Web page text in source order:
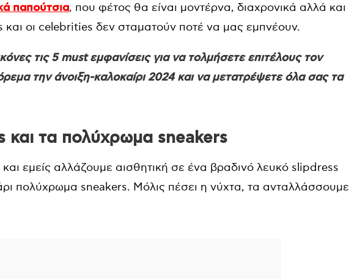
παπούτσια, που φέτος θα είναι μοντέρνα, διαχρονικά αλλά και
οι celebrities δεν σταματούν ποτέ να μας εμπνέουν.
τις 5 must εμφανίσεις για να τολμήσετε επιτέλους τον
την άνοιξη-καλοκαίρι 2024 και να μετατρέψετε όλα σας τα
και τα πολύχρωμα sneakers
εμείς αλλάζουμε αισθητική σε ένα βραδινό λευκό slipdress
πολύχρωμα sneakers. Μόλις πέσει η νύχτα, τα ανταλλάσσουμε